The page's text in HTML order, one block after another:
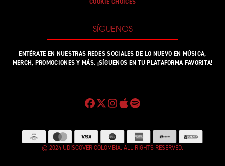
COOKIE CHOICES
SÍGUENOS
ENTÉRATE EN NUESTRAS REDES SOCIALES DE LO NUEVO EN MÚSICA,
MERCH, PROMOCIONES Y MÁS. ¡SÍGUENOS EN TU PLATAFORMA FAVORITA!
© 2024 UDISCOVER COLOMBIA. ALL RIGHTS RESERVED.